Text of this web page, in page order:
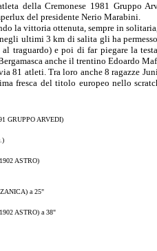
della Cremonese 1981 Gruppo
del presidente Nerio Marabini.
la vittoria ottenuta, sempre in
ultimi 3 km di salita gli ha
traguardo) e poi di far piegare la
anche il trentino Edoardo
81 atleti. Tra loro anche 8 ragazze
fresca del titolo europeo nello
GRUPPO ARVEDI)
ASTRO)
a 25"
ASTRO) a 38"